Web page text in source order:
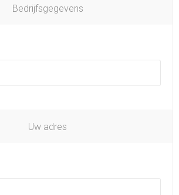
Bedrijfsgegevens
Uw adres